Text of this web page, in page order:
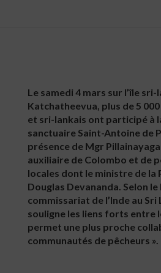
Le samedi 4 mars sur l’île
Katchatheevua, plus de 5
et sri-lankais ont participé à
sanctuaire Saint-Antoine de
présence de Mgr
auxiliaire de Colombo et de
locales dont le ministre de la
Douglas Devananda. Selon
commissariat de l’Inde au
souligne les liens forts entre
permet une plus proche
communautés de pêcheurs ».